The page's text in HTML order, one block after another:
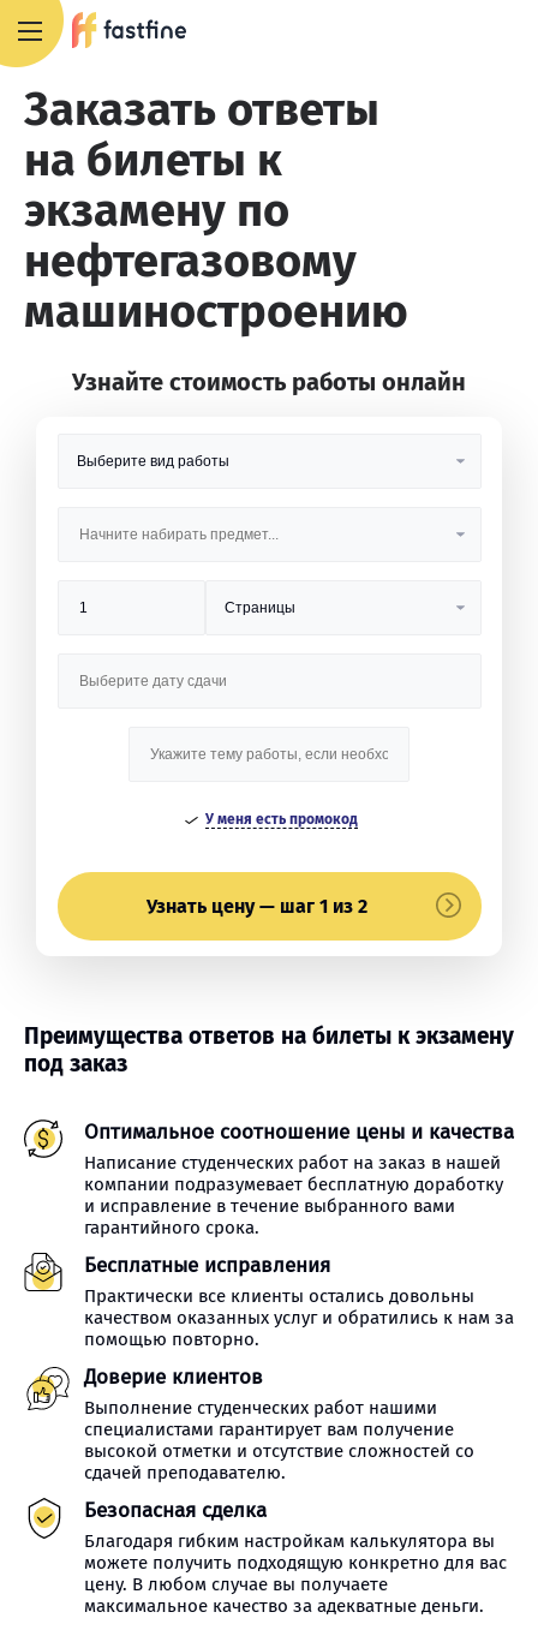
Заказать ответы
на билеты к
экзамену по
нефтегазовому
машиностроению
Узнайте стоимость работы онлайн
У меня есть промокод
Узнать цену — шаг 1 из 2
Преимущества ответов на билеты к экзамену
под заказ
Оптимальное соотношение цены и качества
Написание студенческих работ на заказ в нашей
компании подразумевает бесплатную доработку
и исправление в течение выбранного вами
гарантийного срока.
Бесплатные исправления
Практически все клиенты остались довольны
качеством оказанных услуг и обратились к нам за
помощью повторно.
Доверие клиентов
Выполнение студенческих работ нашими
специалистами гарантирует вам получение
высокой отметки и отсутствие сложностей со
сдачей преподавателю.
Безопасная сделка
Благодаря гибким настройкам калькулятора вы
можете получить подходящую конкретно для вас
цену. В любом случае вы получаете
максимальное качество за адекватные деньги.